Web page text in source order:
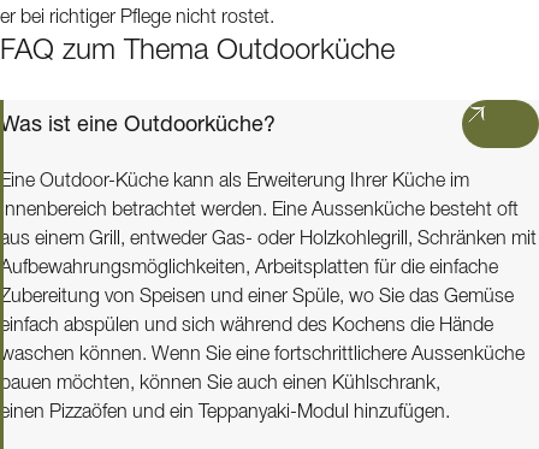
er bei richtiger Pflege nicht rostet.
FAQ zum Thema Outdoorküche
Was ist eine Outdoorküche?
Eine Outdoor-Küche kann als Erweiterung Ihrer Küche im
Innenbereich betrachtet werden. Eine Aussenküche besteht oft
aus einem Grill, entweder Gas- oder Holzkohlegrill, Schränken mit
Aufbewahrungsmöglichkeiten, Arbeitsplatten für die einfache
Zubereitung von Speisen und einer Spüle, wo Sie das Gemüse
einfach abspülen und sich während des Kochens die Hände
waschen können. Wenn Sie eine fortschrittlichere Aussenküche
bauen möchten, können Sie auch einen Kühlschrank,
einen Pizzaöfen und ein Teppanyaki-Modul hinzufügen.